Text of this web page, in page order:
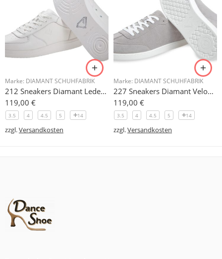
Marke: DIAMANT SCHUHFABRIK
212 Sneakers Diamant Leder weiss, drehfreudige Kunststoffsohle
119,00 €
3.5 4 4.5 5 14
zzgl.Versandkosten
Marke: DIAMANT SCHUHFABRIK
227 Sneakers Diamant Veloursleder hellgrau, drehfreudige Kunststoffsohle
119,00 €
3.5 4 4.5 5 14
zzgl.Versandkosten